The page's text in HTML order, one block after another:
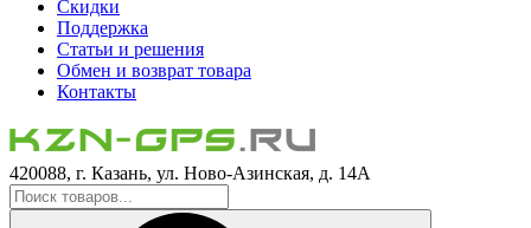
Скидки
Поддержка
Статьи и решения
Обмен и возврат товара
Контакты
420088, г. Казань, ул. Ново-Азинская, д. 14А